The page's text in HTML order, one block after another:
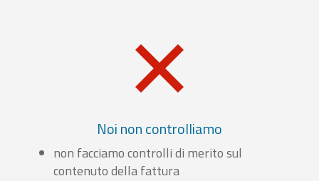
Noi non controlliamo
non facciamo controlli di merito sul
contenuto della fattura